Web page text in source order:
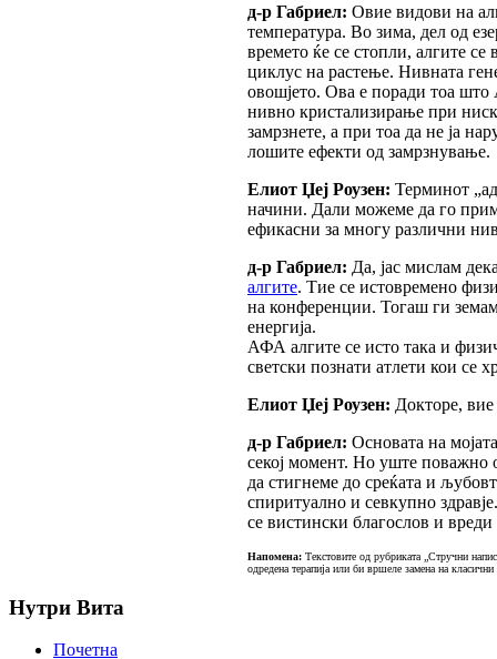
д-р Габриел: Овие видови на
температура. Во зима, дел од
времето ќе се стопли, алгите
циклус на растење. Нивната
овошјето. Ова е поради тоа
нивно кристализирање при
замрзнете, а при тоа да не ја
лошите ефекти од замрзнување.
Елиот Џеј Роузен: Терминот
начини. Дали можеме да го
ефикасни за многу различни
д-р Габриел: Да, јас мислам
алгите. Тие се истовремено
на конференции. Тогаш ги
енергија.
АФА алгите се исто така и
светски познати атлети кои се
Елиот Џеј Роузен: Докторе,
д-р Габриел: Основата на
секој момент. Но уште поважно
да стигнеме до среќата и
спиритуално и севкупно
се вистински благослов и
Напомена: Текстовите од рубриката „Стручни
одредена терапија или би вршеле замена на
Нутри Вита
Почетна